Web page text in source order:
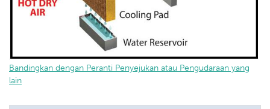
Bandingkan dengan Peranti Penyejukan atau Pengudaraan yang
lain